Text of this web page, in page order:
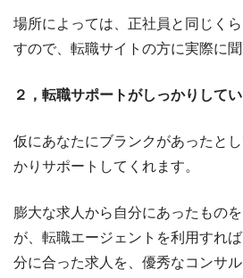
場所によっては、正社員と同じく
すので、転職サイトの方に実際に聞
２，転職サポートがしっかりして
仮にあなたにブランクがあったと
かりサポートしてくれます。
膨大な求人から自分にあったもの
が、転職エージェントを利用すれ
分に合った求人を、優秀なコンサ